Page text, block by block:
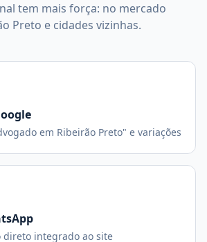
tem mais força: no mercado
Preto e cidades vizinhas.
em Ribeirão Preto" e variações
direto integrado ao site